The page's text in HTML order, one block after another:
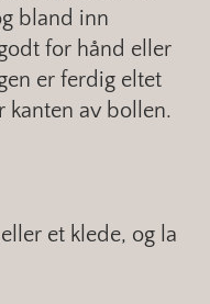
bland inn
for hånd eller
er ferdig eltet
kanten av bollen.
et klede, og la